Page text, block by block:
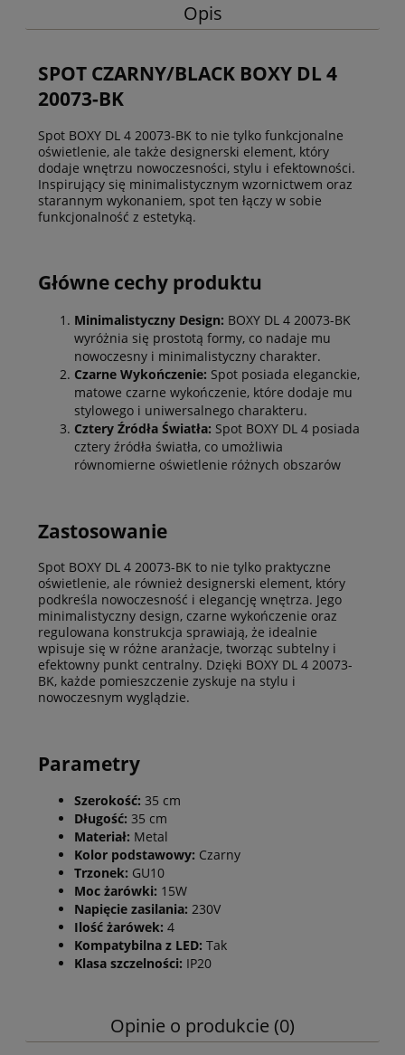
Opis
SPOT CZARNY/BLACK BOXY DL 4
20073-BK
Spot BOXY DL 4 20073-BK to nie tylko funkcjonalne
oświetlenie, ale także designerski element, który
dodaje wnętrzu nowoczesności, stylu i efektowności.
Inspirujący się minimalistycznym wzornictwem oraz
starannym wykonaniem, spot ten łączy w sobie
funkcjonalność z estetyką.
Główne cechy produktu
Minimalistyczny Design: BOXY DL 4 20073-BK
wyróżnia się prostotą formy, co nadaje mu
nowoczesny i minimalistyczny charakter.
Czarne Wykończenie: Spot posiada eleganckie,
matowe czarne wykończenie, które dodaje mu
stylowego i uniwersalnego charakteru.
Cztery Źródła Światła: Spot BOXY DL 4 posiada
cztery źródła światła, co umożliwia
równomierne oświetlenie różnych obszarów
Zastosowanie
Spot BOXY DL 4 20073-BK to nie tylko praktyczne
oświetlenie, ale również designerski element, który
podkreśla nowoczesność i elegancję wnętrza. Jego
minimalistyczny design, czarne wykończenie oraz
regulowana konstrukcja sprawiają, że idealnie
wpisuje się w różne aranżacje, tworząc subtelny i
efektowny punkt centralny. Dzięki BOXY DL 4 20073-
BK, każde pomieszczenie zyskuje na stylu i
nowoczesnym wyglądzie.
Parametry
Szerokość: 35 cm
Długość: 35 cm
Materiał: Metal
Kolor podstawowy: Czarny
Trzonek: GU10
Moc żarówki: 15W
Napięcie zasilania: 230V
Ilość żarówek: 4
Kompatybilna z LED: Tak
Klasa szczelności: IP20
Opinie o produkcie (0)